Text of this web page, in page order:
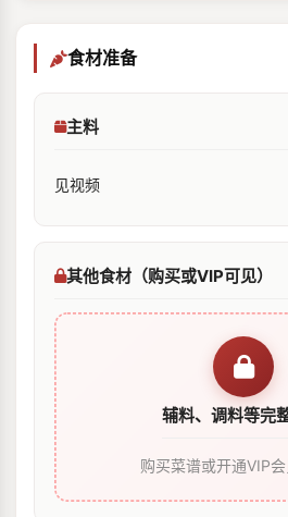
食材准备
主料
见视频
其他食材（购买或VIP可见）
辅料、调料等完
购买菜谱或开通VIP